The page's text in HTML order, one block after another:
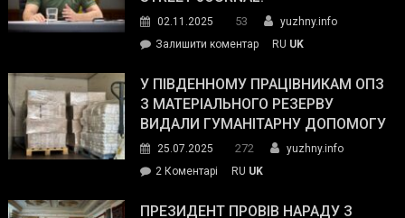
02.11.2025 53
yuzhny.info
Залишити коментарon
завойовує
симпатії
виборців
The
Street
RU UK
У ПІВДЕННОМУ ПРАЦІВНИКАМ ОПЗ
З МАТЕРІАЛЬНОГО РЕЗЕРВУ
ВИДАЛИ ГУМАНІТАРНУ ДОПОМОГУ
25.07.2025 272
yuzhny.info
2 Коментарі
Південному
RU UK
ПРЕЗИДЕНТ ПРОВІВ НАРАДУ З